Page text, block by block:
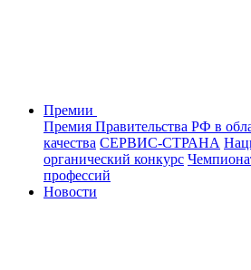
Премии
Премия Правительства РФ в
качества СЕРВИС-СТРАНА
органический конкурс
профессий
Новости